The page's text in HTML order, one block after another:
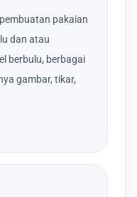
pakaian
dan atau
berbulu, berbagai
gambar, tikar,